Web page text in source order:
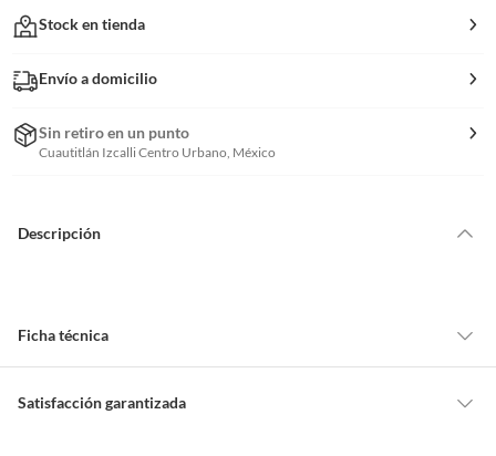
Stock en tienda
Envío a domicilio
Sin retiro en un punto
Cuautitlán Izcalli Centro Urbano, México
Descripción
Ficha técnica
Alto máximo
Satisfacción garantizada